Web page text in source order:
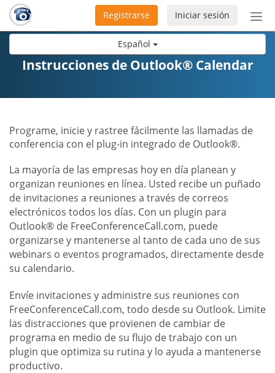
Español
de
Iniciar sesión
Registrarse
Instrucciones de Outlook® Calendar
Programe, inicie y rastree fácilmente las llamadas de
conferencia con el plug-in integrado de Outlook®.
La mayoría de las empresas hoy en día planean y
organizan reuniones en línea. Usted recibe un puñado
de invitaciones a reuniones a través de correos
electrónicos todos los días. Con un plugin para
Outlook® de FreeConferenceCall.com, puede
organizarse y mantenerse al tanto de cada uno de sus
webinars o eventos programados, directamente desde
su calendario.
Envíe invitaciones y administre sus reuniones con
FreeConferenceCall.com, todo desde su Outlook. Limite
las distracciones que provienen de cambiar de
programa en medio de su flujo de trabajo con un
plugin que optimiza su rutina y lo ayuda a mantenerse
productivo.